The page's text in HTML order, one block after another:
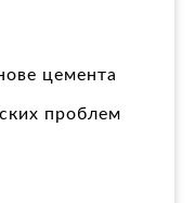
цемента
проблем